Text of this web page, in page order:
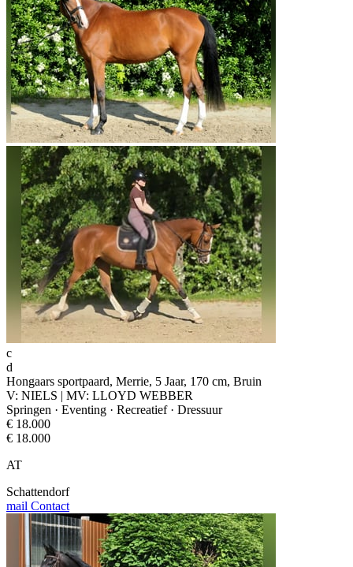
c
d
Hongaars sportpaard, Merrie, 5 Jaar, 170 cm, Bruin
V: NIELS | MV: LLOYD WEBBER
Springen · Eventing · Recreatief · Dressuur
€ 18.000
€ 18.000
AT
Schattendorf
mail Contact